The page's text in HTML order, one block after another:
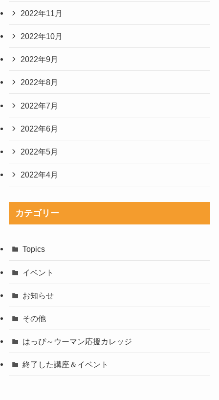
2022年11月
2022年10月
2022年9月
2022年8月
2022年7月
2022年6月
2022年5月
2022年4月
カテゴリー
Topics
イベント
お知らせ
その他
はっぴ～ウーマン応援カレッジ
終了した講座＆イベント